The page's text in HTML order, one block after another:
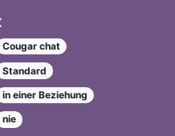
Cougar chat
Standard
in einer Beziehung
nie